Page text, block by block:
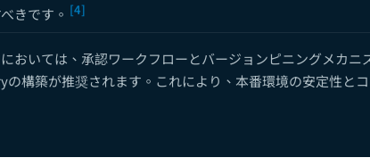
23 OpenClaw Notion連携ガイド：AIエージェント
きです。 [4]
おいては、承認ワークフローとバージョンピニングメカニ
構築が推奨されます。これにより、本番環境の安定性と